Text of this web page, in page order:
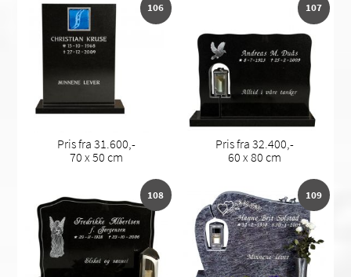
106
Pris fra 31.600,-
70 x 50 cm
107
Pris fra 32.400,-
60 x 80 cm
108 109